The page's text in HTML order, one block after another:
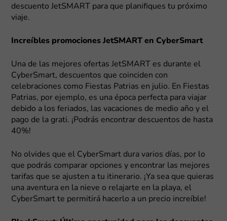
descuento JetSMART para que planifiques tu próximo
viaje.
Increíbles promociones JetSMART en CyberSmart
Una de las mejores ofertas JetSMART es durante el
CyberSmart, descuentos que coinciden con
celebraciones como Fiestas Patrias en julio. En Fiestas
Patrias, por ejemplo, es una época perfecta para viajar
debido a los feriados, las vacaciones de medio año y el
pago de la grati. ¡Podrás encontrar descuentos de hasta
40%!
No olvides que el CyberSmart dura varios días, por lo
que podrás comparar opciones y encontrar las mejores
tarifas que se ajusten a tu itinerario. ¡Ya sea que quieras
una aventura en la nieve o relajarte en la playa, el
CyberSmart te permitirá hacerlo a un precio increíble!